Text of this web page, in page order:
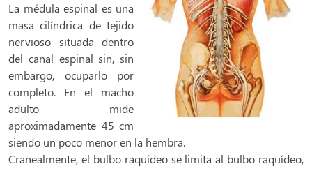
La médula espinal es una
masa cilíndrica de tejido
nervioso situada dentro
del canal espinal sin, sin
embargo, ocuparlo por
completo. En el macho
adulto mide
aproximadamente 45 cm
siendo un poco menor en la hembra.
Cranealmente, el bulbo raquídeo se limita al bulbo raquídeo,